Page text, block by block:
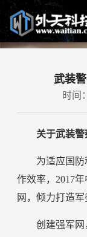
营销策
武装
时间
关于武装
为适应国
作效率，2017
网，倾力打造
创建强军